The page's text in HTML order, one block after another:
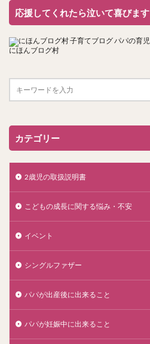
応援してくれたら泣いて喜びます
にほんブログ村
カテゴリー
2歳児の取扱説明書
こどもの成長に関する悩み・不安
イベント
シングルファザー
パパが出産後に出来ること
パパが妊娠中に出来ること